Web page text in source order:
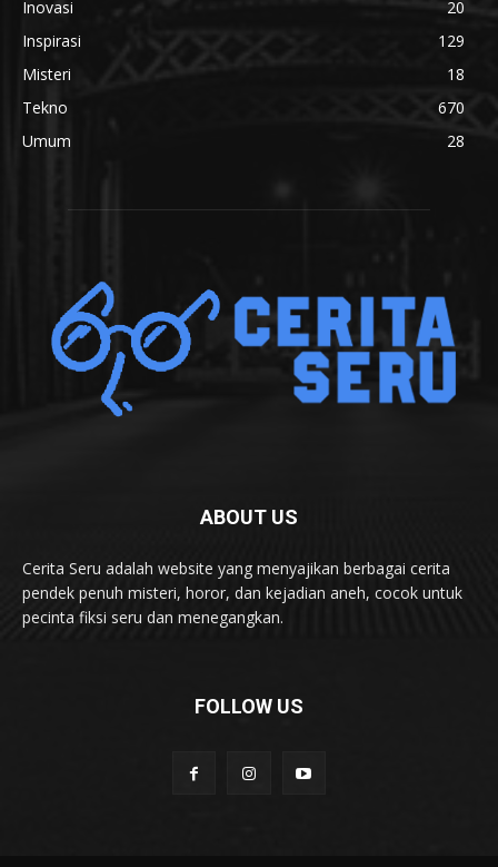
Inovasi
20
Inspirasi
129
Misteri
18
Tekno
670
Umum
28
ABOUT US
Cerita Seru adalah website yang menyajikan berbagai cerita
pendek penuh misteri, horor, dan kejadian aneh, cocok untuk
pecinta fiksi seru dan menegangkan.
FOLLOW US